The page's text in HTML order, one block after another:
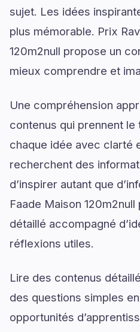
sujet. Les idées
plus mémorable. Prix
120m2null propose un
mieux comprendre et
Une compréhension
contenus qui prennent le
chaque idée avec clarté
recherchent des
d’inspirer autant que
Faade Maison
détaillé accompagné
réflexions utiles.
Lire des contenus
des questions simples
opportunités